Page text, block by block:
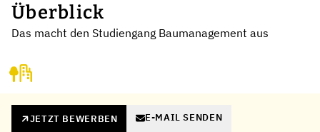
Überblick
Das macht den Studiengang Baumanagement aus
JETZT BEWERBEN E-MAIL SENDEN